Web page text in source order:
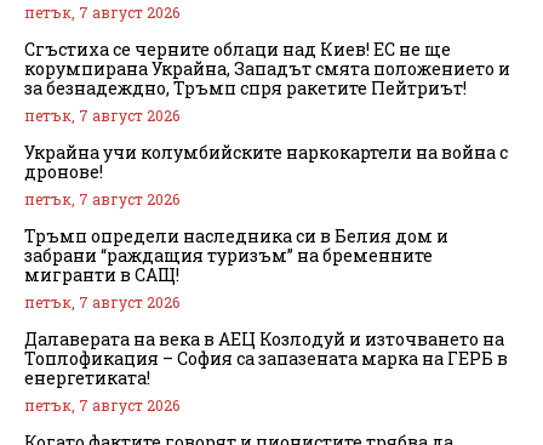
петък, 7 август 2026
Сгъстиха се черните облаци над Киев! ЕС не ще
корумпирана Украйна, Западът смята положението и
за безнадеждно, Тръмп спря ракетите Пейтриът!
петък, 7 август 2026
Украйна учи колумбийските наркокартели на война с
дронове!
петък, 7 август 2026
Тръмп определи наследника си в Белия дом и
забрани “раждащия туризъм” на бременните
мигранти в САЩ!
петък, 7 август 2026
Далаверата на века в АЕЦ Козлодуй и източването на
Топлофикация – София са запазената марка на ГЕРБ в
енергетиката!
петък, 7 август 2026